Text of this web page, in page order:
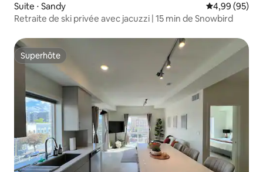
Suite ⋅ Sandy Évaluation
4,99 (95)
Retraite de ski privée avec jacuzzi | 15 min de Snowbird
Superhôte
Superhôte